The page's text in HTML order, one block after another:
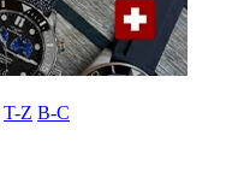
T-Z В-С